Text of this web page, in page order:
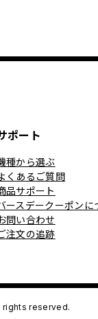
ポート
種から選ぶ
くあるご質問
品サポート
ースデークーポンに
問い合わせ
注文の追跡
rights reserved.